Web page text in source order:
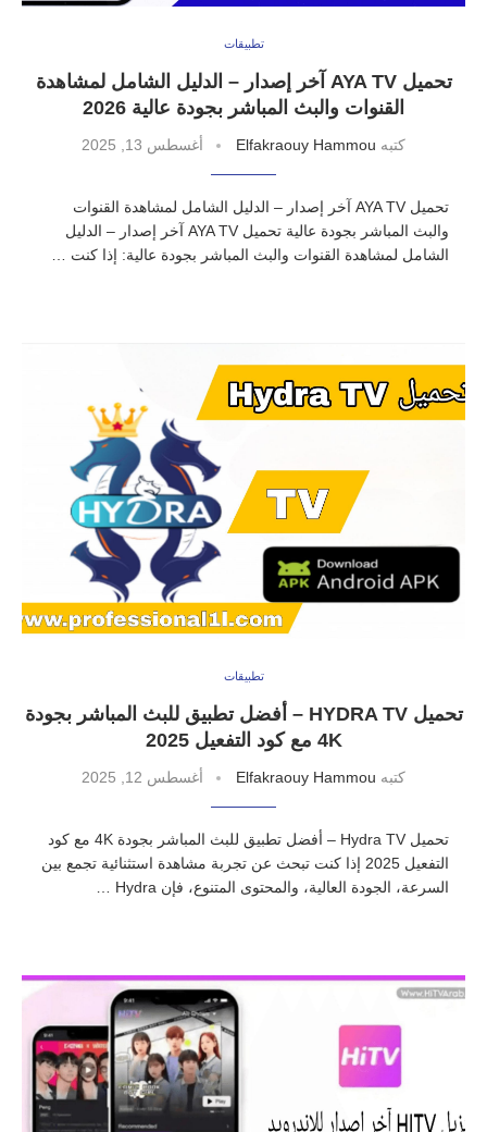
تطبيقات
تحميل AYA TV آخر إصدار – الدليل الشامل لمشاهدة
القنوات والبث المباشر بجودة عالية 2026
كتبه Elfakraouy Hammou أغسطس 13, 2025
تحميل AYA TV آخر إصدار – الدليل الشامل لمشاهدة القنوات
والبث المباشر بجودة عالية تحميل AYA TV آخر إصدار – الدليل
الشامل لمشاهدة القنوات والبث المباشر بجودة عالية: إذا كنت …
تطبيقات
تحميل HYDRA TV – أفضل تطبيق للبث المباشر بجودة
4K مع كود التفعيل 2025
كتبه Elfakraouy Hammou أغسطس 12, 2025
تحميل Hydra TV – أفضل تطبيق للبث المباشر بجودة 4K مع كود
التفعيل 2025 إذا كنت تبحث عن تجربة مشاهدة استثنائية تجمع بين
السرعة، الجودة العالية، والمحتوى المتنوع، فإن Hydra …